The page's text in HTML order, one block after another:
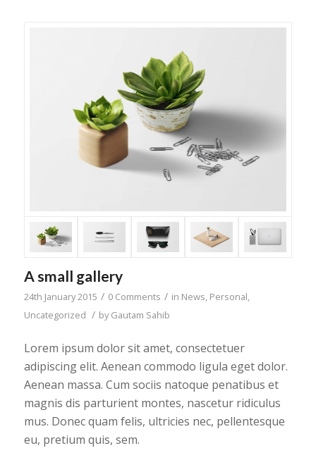
A small gallery
24th January 2015 / 0 Comments / in News Personal
Uncategorized / byGautam Sahib
Lorem ipsum dolor sit amet, consectetuer
adipiscing elit. Aenean commodo ligula eget dolor.
Aenean massa. Cum sociis natoque penatibus et
magnis dis parturient montes, nascetur ridiculus
mus. Donec quam felis, ultricies nec, pellentesque
eu, pretium quis, sem.